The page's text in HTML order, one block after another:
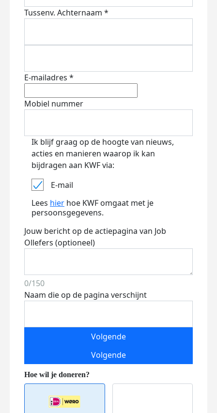
Tussenv. Achternaam *
E-mailadres *
Mobiel nummer
Ik blijf graag op de hoogte van nieuws,
acties en manieren waarop ik kan
bijdragen aan KWF via:
E-mail
Lees hier hoe KWF omgaat met je
persoonsgegevens.
Jouw bericht op de actiepagina van Job
Ollefers (optioneel)
0/150
Naam die op de pagina verschijnt
Volgende
Volgende